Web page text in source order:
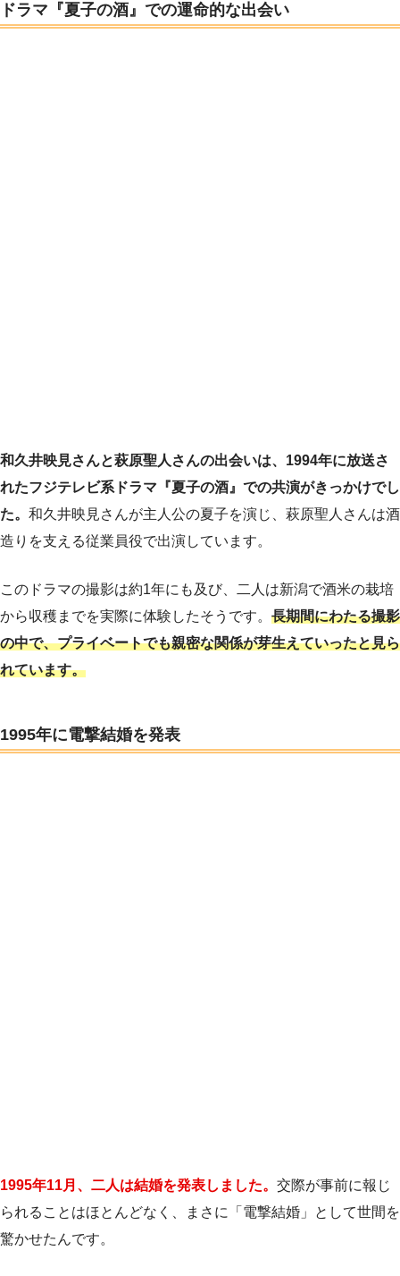
ドラマ『夏子の酒』での運命的な出会い
和久井映見さんと萩原聖人さんの出会いは、1994年に放送さ
れたフジテレビ系ドラマ『夏子の酒』での共演がきっかけでし
た。 和久井映見さんが主人公の夏子を演じ、萩原聖人さんは酒
造りを支える従業員役で出演しています。
このドラマの撮影は約1年にも及び、二人は新潟で酒米の栽培
から収穫までを実際に体験したそうです。 長期間にわたる撮影
の中で、プライベートでも親密な関係が芽生えていったと見ら
れています。
1995年に電撃結婚を発表
1995年11月、二人は結婚を発表しました。 交際が事前に報じ
られることはほとんどなく、まさに「電撃結婚」として世間を
驚かせたんです。